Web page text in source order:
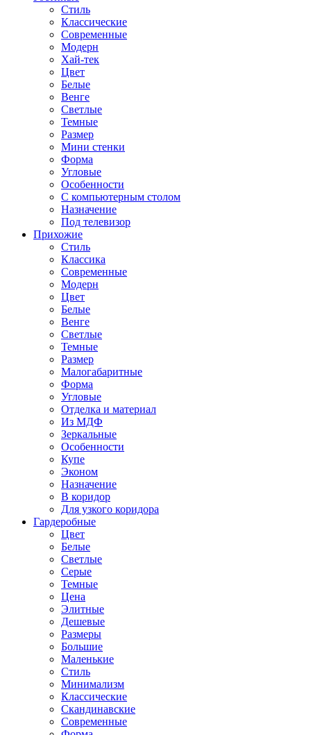
Стиль
Классические
Современные
Модерн
Хай-тек
Цвет
Белые
Венге
Светлые
Темные
Размер
Мини стенки
Форма
Угловые
Особенности
С компьютерным столом
Назначение
Под телевизор
Прихожие
Стиль
Классика
Современные
Модерн
Цвет
Белые
Венге
Светлые
Темные
Размер
Малогабаритные
Форма
Угловые
Отделка и материал
Из МДФ
Зеркальные
Особенности
Купе
Эконом
Назначение
В коридор
Для узкого коридора
Гардеробные
Цвет
Белые
Светлые
Серые
Темные
Цена
Элитные
Дешевые
Размеры
Большие
Маленькие
Стиль
Минимализм
Классические
Скандинавские
Современные